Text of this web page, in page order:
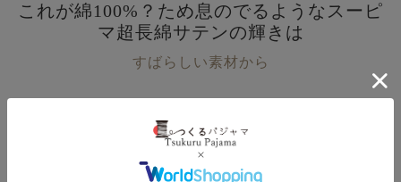
これが綿100%？ため息のでるようなスーピ
マ超長綿サテンの輝きは
すばらしい素材から